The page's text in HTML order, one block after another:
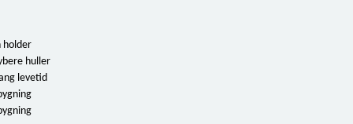
holder
huller
levetid